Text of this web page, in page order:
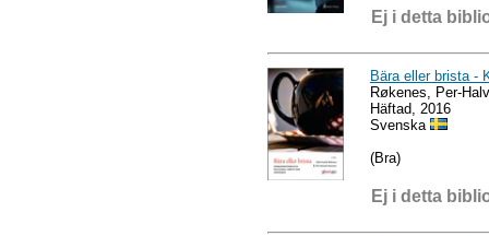
Ej i detta
Bära eller brista -
Røkenes, Per-
Häftad, 2016
Svenska
(Bra)
Ej i detta